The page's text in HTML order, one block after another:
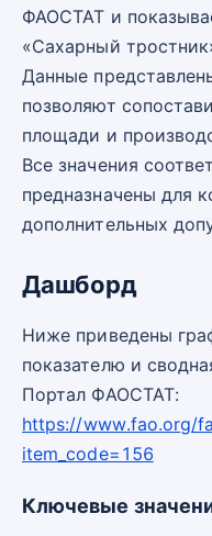
ФАОСТАТ и
«Сахарный
Данные
позволяют
площади и
Все значения
предназначены для
дополнительных
Дашборд
Ниже приведены
показателю и
Портал ФАОСТАТ:
https://www.fao.org/
item_code=156
Ключевые